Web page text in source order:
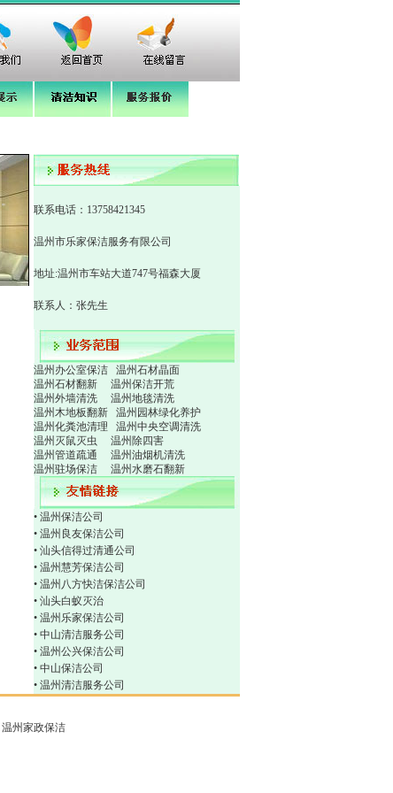
联系电话： 13758421345
温州市乐家保洁服务有限公司
地址:温州市车站大道747号福森大厦
联系人：张先生
温州办公室保洁
温州石材晶面
温州石材翻新
温州保洁开荒
温州外墙清洗
温州地毯清洗
温州木地板翻新
温州园林绿化养护
温州化粪池清理
温州中央空调清洗
温州灭鼠灭虫
温州除四害
温州管道疏通
温州油烟机清洗
温州驻场保洁
温州水磨石翻新
• 温州保洁公司
• 温州良友保洁公司
• 汕头信得过清通公司
• 温州慧芳保洁公司
• 温州八方快洁保洁公司
• 汕头白蚁灭治
• 温州乐家保洁公司
• 中山清洁服务公司
• 温州公兴保洁公司
• 中山保洁公司
• 温州清洁服务公司
温州家政保洁